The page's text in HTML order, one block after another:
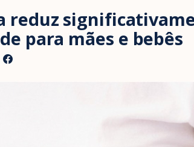
reduz
para mães e bebês